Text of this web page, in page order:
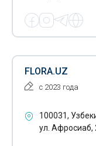
Консалтинговые
Конференции
Обслуживание
Копирайтинг
Крашение пряжи
FLORA.UZ
с 2023 года
100031,
ул. Афросиаб,